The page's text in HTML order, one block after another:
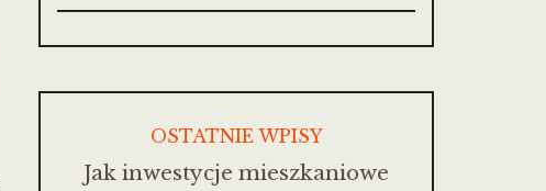
OSTATNIE WPISY
Jak inwestycje mieszkaniowe